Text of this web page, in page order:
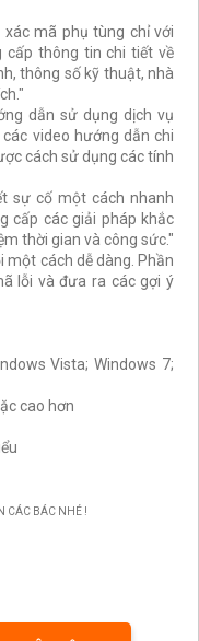
xác mã phụ tùng chỉ với
cấp thông tin chi tiết về
thông số kỹ thuật, nhà
dẫn sử dụng dịch vụ
video hướng dẫn chi
cách sử dụng các tính
sự cố một cách nhanh
cấp các giải pháp khắc
thời gian và công sức."
một cách dễ dàng. Phần
lỗi và đưa ra các gợi ý
Vista; Windows 7;
cao hơn
CÁC BÁC NHÉ !